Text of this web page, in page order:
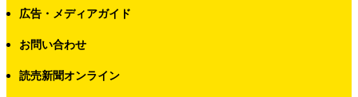
広告・メディアガイド
お問い合わせ
読売新聞オンライン